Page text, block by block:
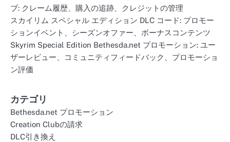
ブ: クレーム履歴、購入の追跡、クレジットの管理
スカイリム スペシャル エディション DLC コード: プロモー
ションイベント、シーズンオファー、ボーナスコンテンツ
Skyrim Special Edition Bethesda.net プロモーション: ユー
ザーレビュー、コミュニティフィードバック、プロモーショ
ン評価
カテゴリ
Bethesda.net プロモーション
Creation Clubの請求
DLC引き換え